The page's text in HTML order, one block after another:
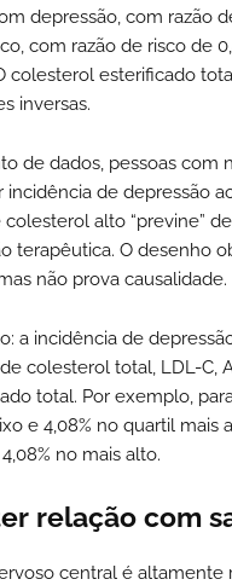
depressão, com razão
com razão de risco de
colesterol esterificado
inversas.
de dados, pessoas com
de depressão
alto “previne”
terapêutica. O desenho
não prova causalidade.
a incidência de
colesterol total, LDL-C,
total. Por exemplo,
e 4,08% no quartil mais
no mais alto.
relação com
central é altamente